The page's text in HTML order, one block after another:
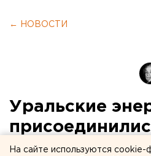
← НОВОСТИ
Уральские
Всероссийской
На сайте используются cookie-